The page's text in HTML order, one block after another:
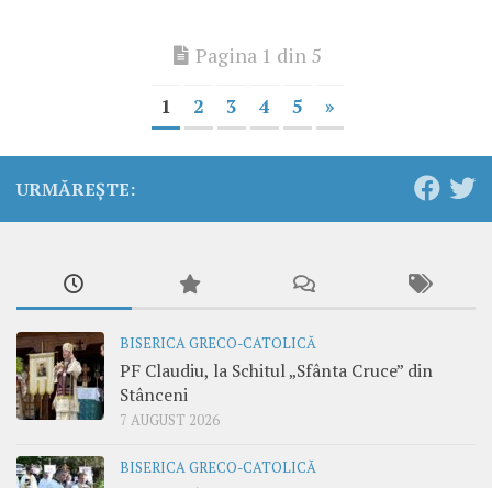
Pagina 1 din 5
1 2 3 4 5 »
URMĂREȘTE:
BISERICA GRECO-CATOLICĂ
PF Claudiu, la Schitul „Sfânta Cruce” din
Stânceni
7 AUGUST 2026
BISERICA GRECO-CATOLICĂ